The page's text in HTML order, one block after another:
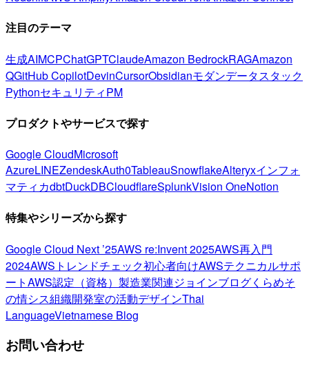
注目のテーマ
生成AIMCPChatGPTClaudeAmazon BedrockRAGAmazon
QGitHub CopilotDevinCursorObsidianモダンデータスタック
PythonセキュリティPM
プロダクトやサービスで探す
Google CloudMicrosoft
AzureLINEZendeskAuth0TableauSnowflakeAlteryxインフォ
マティカdbtDuckDBCloudflareSplunkVision OneNotion
特集やシリーズから探す
Google Cloud Next ’25AWS re:Invent 2025AWS再入門
2024AWSトレンドチェック初心者向けAWSテクニカルサポ
ートAWS認定（資格） 製造業関連ジョインブログくらめそ
の情シス組織開発室の活動デザインThai
LanguageVietnamese Blog
お問い合わせ